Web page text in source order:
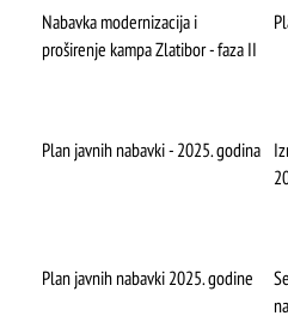
Kategorizacija
Nabavka modernizacija i
proširenje kampa Zlatibor - faza II
Plan javnih nabavki - 2025. godina
Plan javnih nabavki 2025. godine